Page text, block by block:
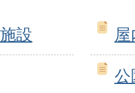
設
公